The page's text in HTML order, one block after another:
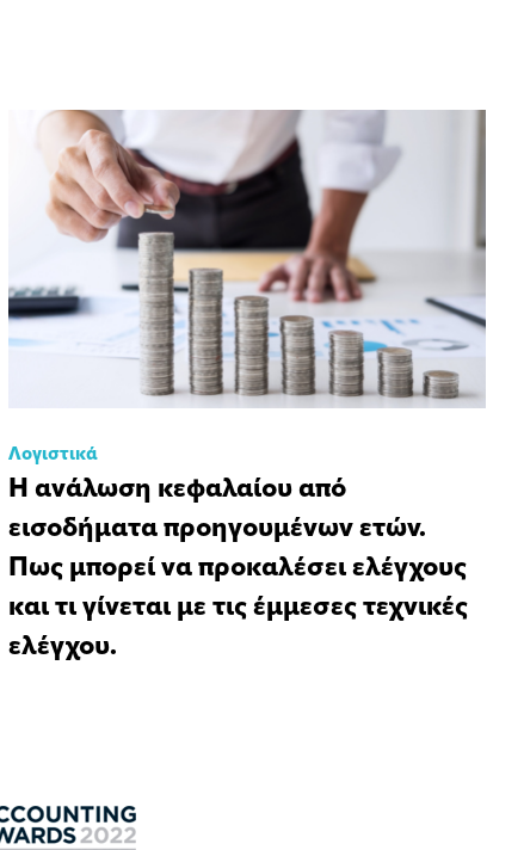
Λογιστικά
Η ανάλωση κεφαλαίου από
εισοδήματα προηγουμένων ετών.
Πως μπορεί να προκαλέσει ελέγχους
και τι γίνεται με τις έμμεσες τεχνικές
ελέγχου.